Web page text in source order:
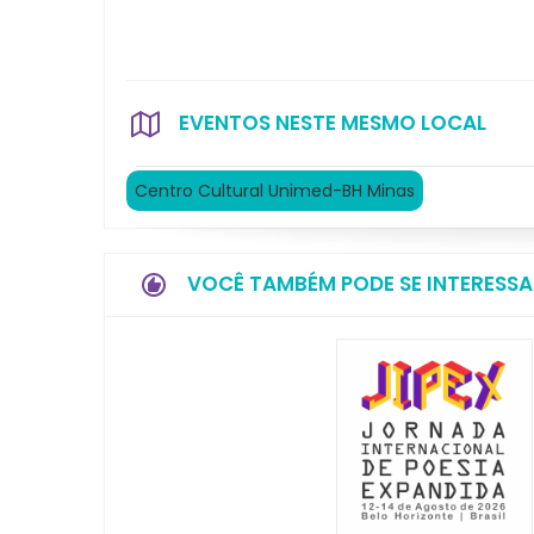
EVENTOS NESTE MESMO LOCAL
Centro Cultural Unimed-BH Minas
VOCÊ TAMBÉM PODE SE